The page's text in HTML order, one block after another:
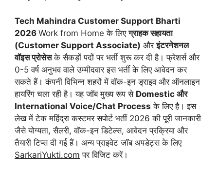
Tech Mahindra Customer Support Bharti
2026 Work from Home के लिएग्राहक सहायता
(Customer Support Associate) औरइंटरनेशनल
वॉइस प्रोसेसके सैकड़ों पदों पर भर्ती शुरू कर दी है। फ्रेशर्स और
0-5 वर्ष अनुभव वाले उम्मीदवार इस भर्ती के लिए आवेदन कर
सकते हैं। कंपनी विभिन्न शहरों में वॉक-इन ड्राइव और ऑनलाइन
हायरिंग चला रही है। यह जॉब मुख्य रूप से Domestic और
International Voice/Chat Process के लिए है। इस
लेख में टेक महिंद्रा कस्टमर सपोर्ट भर्ती 2026 की पूरी जानकारी
जैसे योग्यता, सैलरी, वॉक-इन डिटेल्स, आवेदन प्रक्रिया और
तैयारी टिप्स दी गई हैं। अन्य प्राइवेट जॉब अपडेट्स के लिए
SarkariYukti.com पर विजिट करें।